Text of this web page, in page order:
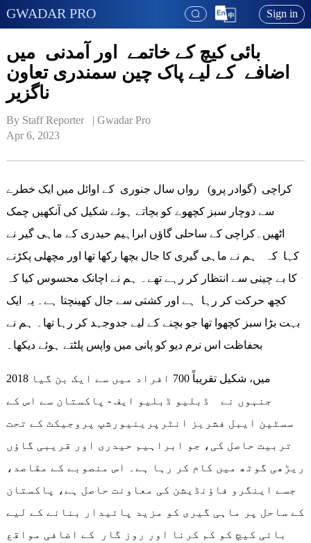
GWADAR PRO Sign in
بائی کیچ کے خاتمے اور آمدنی میں
اضافے کے لیے پاک چین سمندری تعاون
ناگزیر
By Staff Reporter   | Gwadar Pro
Apr 6, 2023
کراچی (گوادر پرو) رواں سال جنوری کے اوائل میں ایک خطرے
سے دوچار سبز کچھوے کو بچاتے ہوئے شکیل کی آنکھیں چمک
اٹھیں۔کراچی کے ساحلی گاؤں ابراہیم حیدری کے ماہی گیر نے
کہا کہ ہم نے ماہی گیری کا جال بچھا رکھا تھا اور مچھلی پکڑنے
کا بے چینی سے انتظار کر رہے تھے۔ ہم نے اچانک محسوس کیا کہ
کچھ حرکت کر رہا ہے اور کشتی سے جال کھینچتا ہے۔ یہ ایک
بہت بڑا سبز کچھوا تھا جو بچنے کے لیے جدوجہد کر رہا تھا۔ ہم نے
بحفاظت اس نرم دیو کو پانی میں واپس پلٹتے ہوئے دیکھا۔
2018 میں، شکیل تقریباً 700 افراد میں سے ایک بن گیا
جنہوں نے ڈبلیو ڈبلیو ایف - پاکستان سے اس کے
سسٹین ایبل فشریز انٹرپرینیورشپ پروجیکٹ کے تحت
تربیت حاصل کی، جو ابراہیم حیدری اور قریبی گاؤں
ریڑھی گوٹھ میں کام کر رہا ہے۔ اس منصوبے کے مقاصد،
جسے اینگرو فاؤنڈیشن کی معاونت حاصل ہے، پاکستان
کے ساحل پر ماہی گیری کو مزید پائیدار بنانے کے لیے
بائی کیچ کو کم کرنا اور روز گار کے اضافی مواقع